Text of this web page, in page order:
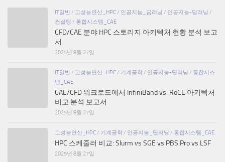
IT일반/ 고성능연산_HPC/ 인공지능_딥러닝 / 인공지능-딥러닝 /
컨설팅 / 통합시스템_CAE
CFD/CAE 분야 HPC 스토리지 아키텍처 현황 분석 보고
서
2025년 8월 27일
IT일반/ 고성능연산_HPC/ 기계공학/ 인공지능-딥러닝 / 통합시스
템_CAE
CAE/CFD 워크로드에서 InfiniBand vs. RoCE 아키텍처
비교 분석 보고서
2025년 8월 27일
고성능연산_HPC/ 기계공학/ 인공지능_딥러닝 / 통합시스템_CAE
HPC 스케줄러 비교: Slurm vs SGE vs PBS Pro vs LSF
2025년 8월 27일